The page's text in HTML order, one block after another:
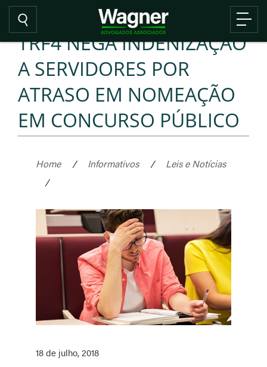
TRF4 NEGA INDENIZAÇÃO
A SERVIDORES POR
ATRASO EM NOMEAÇÃO
EM CONCURSO PÚBLICO
Home / Informativos /
Leis e Notícias
/
18 de julho, 2018